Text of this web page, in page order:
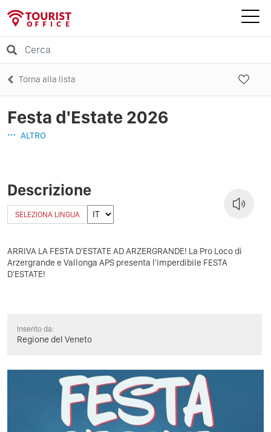
Torna alla lista
Festa d'Estate 2026
ALTRO
Descrizione
SELEZIONA LINGUA
​ARRIVA LA FESTA D'ESTATE AD ARZERGRANDE! ​La Pro Loco di
Arzergrande e Vallonga APS presenta l'imperdibile FESTA
D'ESTATE!
Inserito da:
Regione del Veneto